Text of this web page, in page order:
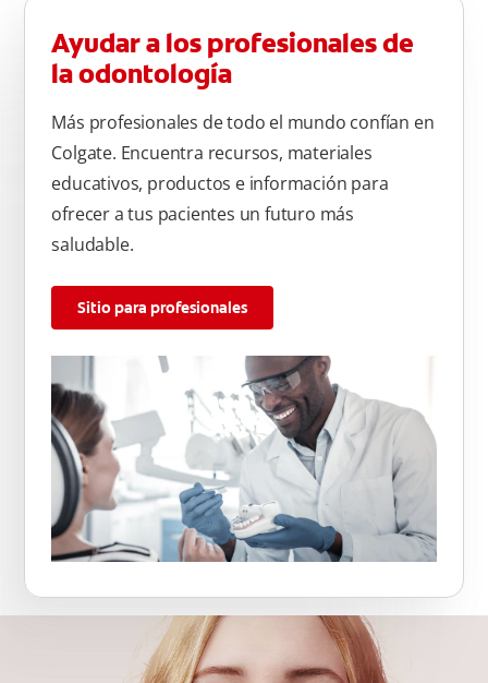
Ayudar a los profesionales de
la odontología
Más profesionales de todo el mundo confían en
Colgate. Encuentra recursos, materiales
educativos, productos e información para
ofrecer a tus pacientes un futuro más
saludable.
Sitio para profesionales